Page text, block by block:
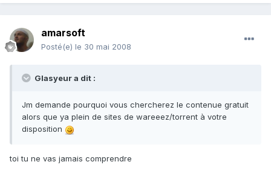
amarsoft
Posté(e) le 30 mai 2008
Glasyeur a dit :
Jm demande pourquoi vous chercherez le contenue gratuit
alors que ya plein de sites de wareeez/torrent à votre
disposition
toi tu ne vas jamais comprendre